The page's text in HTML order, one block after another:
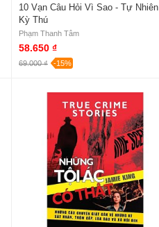
10 Vạn Câu Hỏi Vì Sao - Tự Nhiên
Kỳ Thú
Phạm Thanh Tâm
58.650 ₫
69.000 ₫ -15%